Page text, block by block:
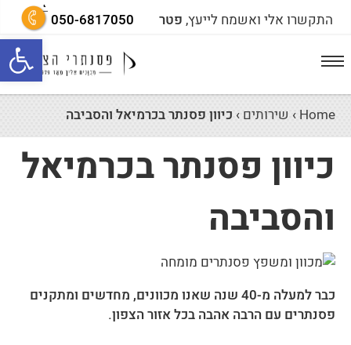
התקשרו אלי ואשמח לייעץ, פטר
Home
› שירותים › כיוון פסנתר בכרמיאל והסביבה
כיוון פסנתר בכרמיאל
והסביבה
כבר למעלה מ-40 שנה שאנו מכוונים, מחדשים ומתקנים
פסנתרים עם הרבה אהבה בכל אזור הצפון.
פתח סרגל